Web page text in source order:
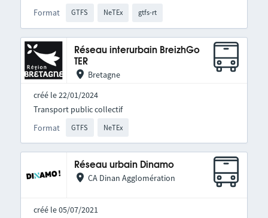
Format GTFS NeTEx gtfs-rt
Réseau interurbain BreizhGo
TER
Bretagne
créé le 22/01/2024
Format GTFS NeTEx
Transport public collectif
Réseau urbain Dinamo
CA Dinan Agglomération
créé le 05/07/2021